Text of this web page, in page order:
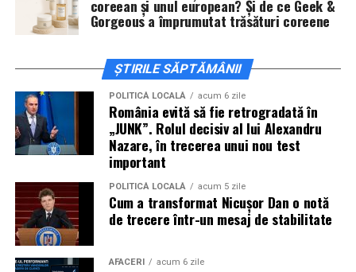
sambata, respectiv 426.6 lei pentru duminica.
Editia aniversara marcheaza 15 ani in care festivalul a
devenit unul dintre cele mai importante repere ale verii,
un loc unde cultura pop, estetica contemporana si
muzica se intalnesc firesc.
In luna august, Domeniul Stirbey Voda devine din nou
locul in care soundtrack-ul verii se asculta, dar mai ales
se traieste.
Programul complet si detaliile logistice sunt disponibile
pe site-ul oficialwww.summerwell.rosi pe pagina de
Instagram a festivalului @summerwellfest.
Summer Well 2026este un festival Orange, sustinut de
coreean și unul european? Și de ce Geek &
Gorgeous a împrumutat trăsături coreene
ȘTIRILE SĂPTĂMÂNII
POLITICĂ LOCALĂ acum 6 zile
România evită să fie retrogradată în
„JUNK”. Rolul decisiv al lui Alexandru
Nazare, în trecerea unui nou test
important
POLITICĂ LOCALĂ acum 5 zile
Cum a transformat Nicușor Dan o notă
de trecere într-un mesaj de stabilitate
AFACERI acum 6 zile